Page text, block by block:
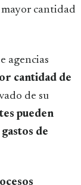
cantidad
agencias
cantidad de
de su
pueden
de